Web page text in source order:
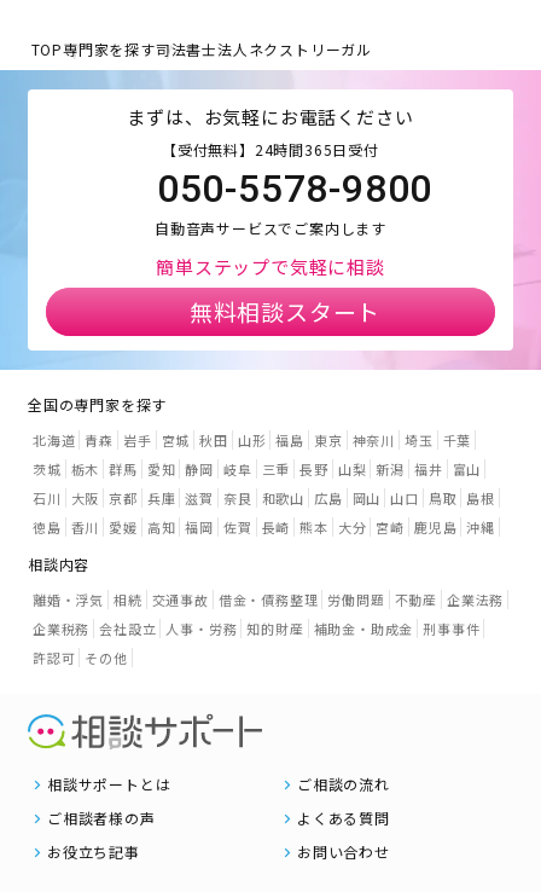
TOP専門家を探す司法書士法人ネクストリーガル
まずは、お気軽にお電話ください
【受付無料】24時間365日受付
050-5578-9800
自動音声サービスでご案内します
簡単ステップで気軽に相談
無料相談スタート
全国の専門家を探す
北海道 青森 岩手 宮城 秋田 山形 福島 東京 神奈川 埼玉
千葉
茨城 栃木 群馬 愛知 静岡 岐阜 三重 長野 山梨 新潟 福井
富山
石川
大阪 京都 兵庫 滋賀 奈良 和歌山 広島 岡山 山口 鳥取
島根
徳島 香川 愛媛 高知 福岡 佐賀 長崎 熊本 大分 宮崎 鹿児島 沖縄
相談内容
離婚・浮気 相続 交通事故 借金・債務整理 労働問題 不動産 企業法務
企業税務 会社設立 人事・労務 知的財産 補助金・助成金 刑事事件
許認可 その他
相談サポートとは
ご相談の流れ
ご相談者様の声
よくある質問
お役立ち記事
お問い合わせ